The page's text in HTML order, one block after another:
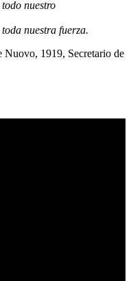
nuestro
nuestra fuerza.
1919, Secretario de